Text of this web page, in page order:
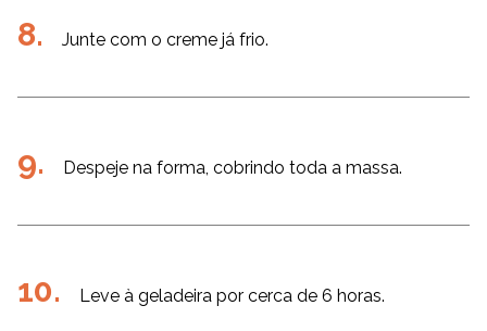
Junte com o creme já frio.
Despeje na forma, cobrindo toda a massa.
Leve à geladeira por cerca de 6 horas.